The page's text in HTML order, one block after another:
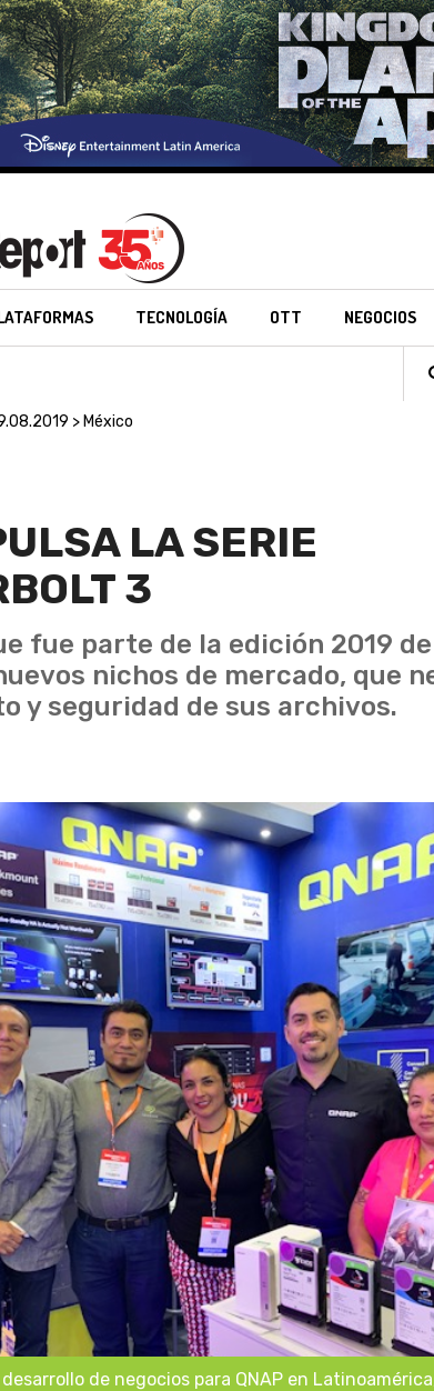
TECNOLOGÍA OTT NEGOCIOS
> México
LA SERIE
3
fue parte de la edición 2019
nichos de mercado, que
y seguridad de sus archivos.
de negocios para QNAP en